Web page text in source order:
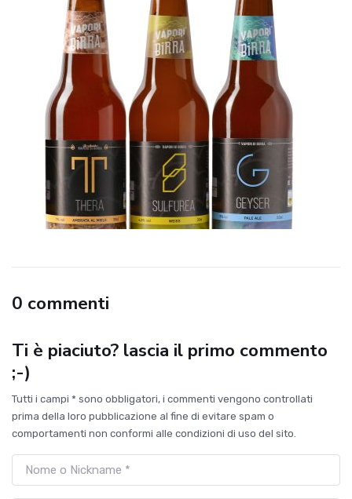
0 commenti
Ti è piaciuto? lascia il primo commento
;-)
Tutti i campi * sono obbligatori, i commenti vengono controllati
prima della loro pubblicazione al fine di evitare spam o
comportamenti non conformi alle condizioni di uso del sito.